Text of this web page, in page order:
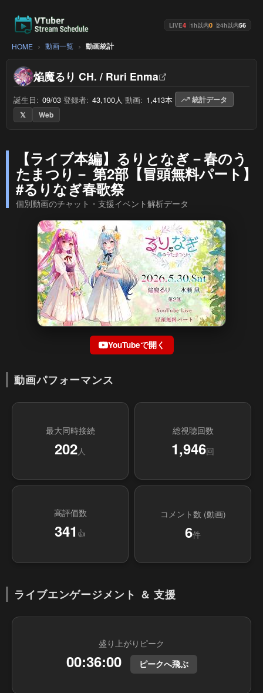
LIVE4 1h以内0 24h以内56
HOME 動画一覧 動画統計
焔魔るり CH. / Ruri Enma
誕生日: 09/03 登録者: 43,100人 動画: 1,413本
統計データ
𝕏
Web
【ライブ本編】るりとなぎ－春のう
たまつり－ 第2部【冒頭無料パート】
#るりなぎ春歌祭
個別動画のチャット・支援イベント解析データ
YouTubeで開く
動画パフォーマンス
最大同時接続
202人
総視聴回数
1,946回
高評価数
341 👍
コメント数 (動画)
6件
ライブエンゲージメント ＆ 支援
盛り上がりピーク
00:36:00 ピークへ飛ぶ